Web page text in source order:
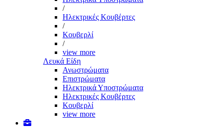
/
Ηλεκτρικές Κουβέρτες
/
Κουβερλί
/
view more
Λευκά Είδη
Ανωστρώματα
Επιστρώματα
Ηλεκτρικά Υποστρώματα
Ηλεκτρικές Κουβέρτες
Κουβερλί
view more